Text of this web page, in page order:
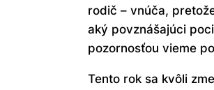
rodič – vnúča,
aký povznášajúci
pozornosťou vieme
Tento rok sa kvôli